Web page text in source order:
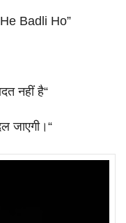
Badli Ho”
नहीं है“
जाएगी। “